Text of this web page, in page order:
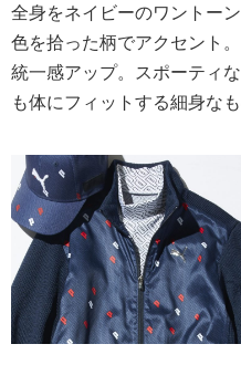
全身をネイビーのワントー
色を拾った柄でアクセント
統一感アップ。スポーティ
も体にフィットする細身なも